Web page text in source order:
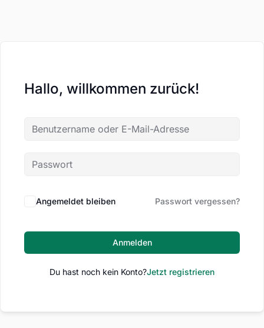
Hallo, willkommen zurück!
Angemeldet bleiben Passwort vergessen?
Anmelden
Du hast noch kein Konto?Jetzt registrieren